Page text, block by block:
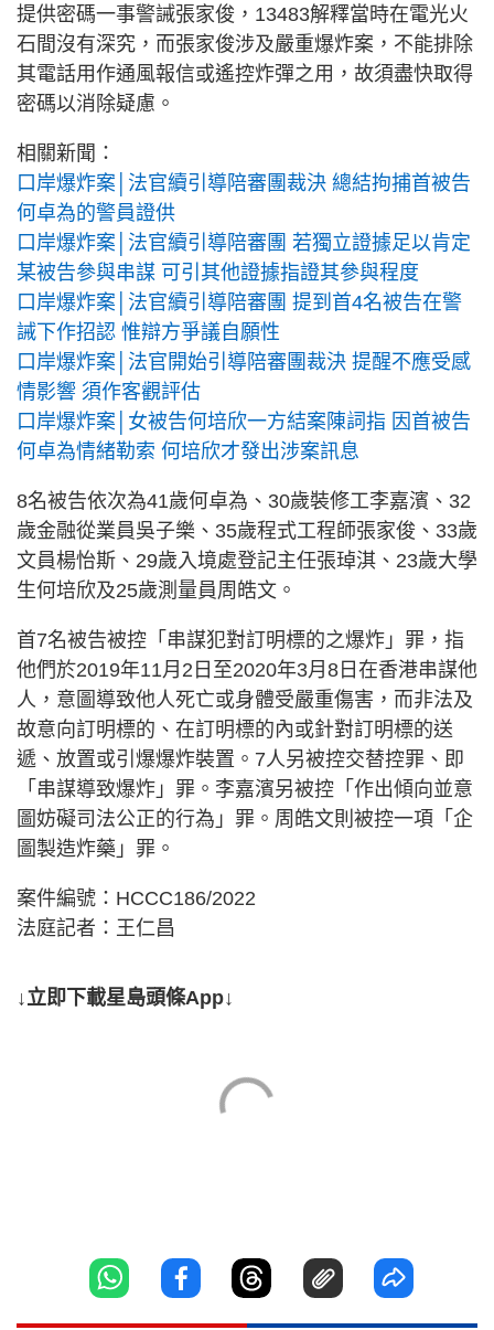
提供密碼一事警誡張家俊，13483解釋當時在電光火
石間沒有深究，而張家俊涉及嚴重爆炸案，不能排除
其電話用作通風報信或遙控炸彈之用，故須盡快取得
密碼以消除疑慮。
相關新聞：
口岸爆炸案│法官續引導陪審團裁決 總結拘捕首被告
何卓為的警員證供
口岸爆炸案│法官續引導陪審團 若獨立證據足以肯定
某被告參與串謀 可引其他證據指證其參與程度
口岸爆炸案│法官續引導陪審團 提到首4名被告在警
誡下作招認 惟辯方爭議自願性
口岸爆炸案│法官開始引導陪審團裁決 提醒不應受感
情影響 須作客觀評估
口岸爆炸案│女被告何培欣一方結案陳詞指 因首被告
何卓為情緒勒索 何培欣才發出涉案訊息
8名被告依次為41歲何卓為、30歲裝修工李嘉濱、32
歲金融從業員吳子樂、35歲程式工程師張家俊、33歲
文員楊怡斯、29歲入境處登記主任張琸淇、23歲大學
生何培欣及25歲測量員周皓文。
首7名被告被控「串謀犯對訂明標的之爆炸」罪，指
他們於2019年11月2日至2020年3月8日在香港串謀他
人，意圖導致他人死亡或身體受嚴重傷害，而非法及
故意向訂明標的、在訂明標的內或針對訂明標的送
遞、放置或引爆爆炸裝置。7人另被控交替控罪、即
「串謀導致爆炸」罪。李嘉濱另被控「作出傾向並意
圖妨礙司法公正的行為」罪。周皓文則被控一項「企
圖製造炸藥」罪。
案件編號：HCCC186/2022
法庭記者：王仁昌
↓立即下載星島頭條App↓